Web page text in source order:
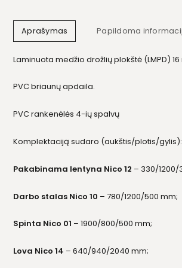
Aprašymas Papildoma
Laminuota medžio drožlių plokštė (LMPD)
PVC briaunų apdaila.
PVC rankenėlės 4-ių spalvų
Komplektaciją sudaro (aukštis/plotis/gylis):
Pakabinama lentyna Nico 12 – 330/1200/
Darbo stalas Nico 10 – 780/1200/500 mm;
Spinta Nico 01 – 1900/800/500 mm;
Lova Nico 14 – 640/940/2040 mm;